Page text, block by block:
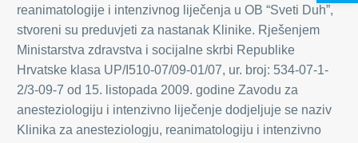
reanimatologije i intenzivnog liječenja u OB “Sveti Duh”,
stvoreni su preduvjeti za nastanak Klinike. Rješenjem
Ministarstva zdravstva i socijalne skrbi Republike
Hrvatske klasa UP/I510-07/09-01/07, ur. broj: 534-07-1-
2/3-09-7 od 15. listopada 2009. godine Zavodu za
anesteziologiju i intenzivno liječenje dodjeljuje se naziv
Klinika za anesteziologju, reanimatologiju i intenzivno